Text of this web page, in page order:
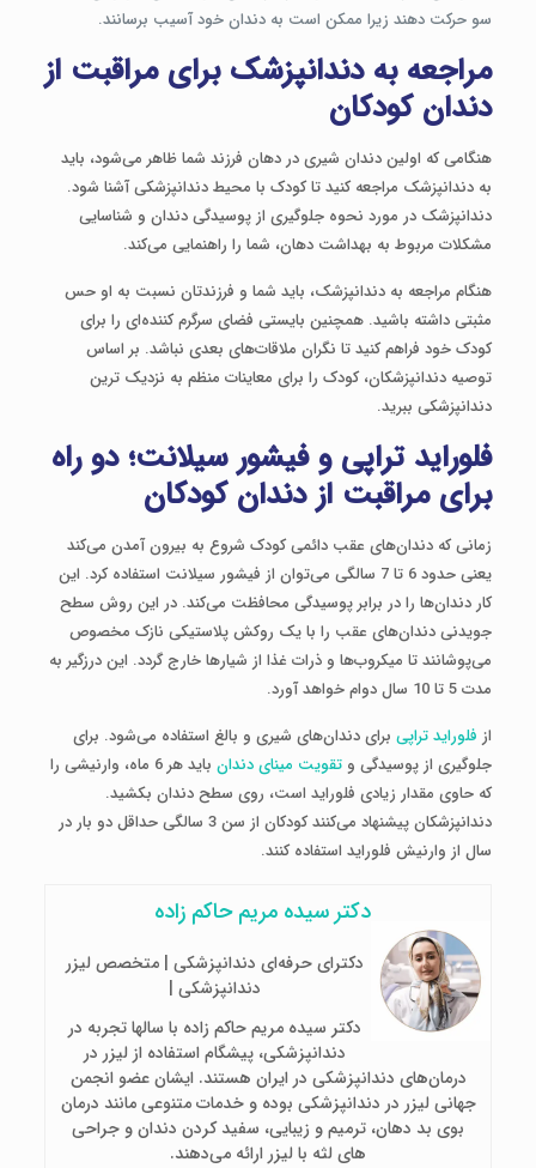
سو حرکت دهند زیرا ممکن است به دندان خود آسیب برسانند.
مراجعه به دندانپزشک برای مراقبت از
دندان کودکان
هنگامی که اولین دندان شیری در دهان فرزند شما ظاهر می‌شود، باید
به دندانپزشک مراجعه کنید تا کودک با محیط دندانپزشکی آشنا ‌شود.
دندانپزشک در مورد نحوه جلوگیری از پوسیدگی دندان و شناسایی
مشکلات مربوط به بهداشت دهان، شما را راهنمایی می‌کند.
هنگام مراجعه به دندانپزشک، باید شما و فرزندتان نسبت به او حس
مثبتی داشته باشید. همچنین بایستی فضای سرگرم کننده‌ای را برای
کودک خود فراهم کنید تا نگران ملاقات‌های بعدی نباشد. بر اساس
توصیه دندانپزشکان، کودک را برای معاینات منظم به نزدیک ترین
دندانپزشکی ببرید.
فلوراید تراپی و فیشور سیلانت؛ دو راه
برای مراقبت از دندان کودکان
زمانی که دندان‌های عقب دائمی کودک شروع به بیرون آمدن می‌کند
یعنی حدود 6 تا 7 سالگی می‌توان از فیشور سیلانت استفاده کرد. این
کار دندان‌ها را در برابر پوسیدگی محافظت می‌کند. در این روش سطح
جویدنی دندان‌های عقب را با یک روکش پلاستیکی نازک مخصوص
می‌پوشانند تا میکروب‌ها و ذرات غذا از شیارها خارج گردد. این درزگیر به
مدت 5 تا 10 سال دوام خواهد آورد.
از فلوراید تراپیبرای دندان‌های شیری و بالغ استفاده می‌شود. برای
جلوگیری از پوسیدگی و تقویت مینای دندان
باید هر 6 ماه، وارنیشی را
که حاوی مقدار زیادی فلوراید است، روی سطح دندان بکشید.
دندانپزشکان پیشنهاد می‌کنند کودکان از سن 3 سالگی حداقل دو بار در
سال از وارنیش فلوراید استفاده کنند.
دکتر سیده مریم حاکم زاده
دکترای حرفه‌ای دندانپزشکی | متخصص لیزر
دندانپزشکی |
دکتر سیده مریم حاکم زاده با سالها تجربه در
دندانپزشکی، پیشگام استفاده از لیزر در
درمان‌های دندانپزشکی در ایران هستند. ایشان عضو انجمن
جهانی لیزر در دندانپزشکی بوده و خدمات متنوعی مانند درمان
بوی بد دهان، ترمیم و زیبایی، سفید کردن دندان و جراحی
های لثه با لیزر ارائه می‌دهند.